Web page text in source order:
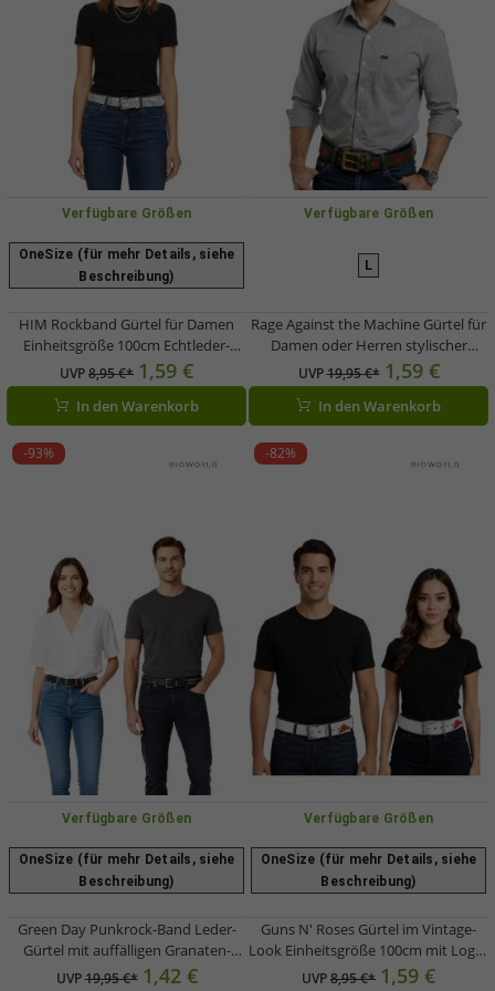
Verfügbare Größen
OneSize (für mehr Details, siehe
Beschreibung)
HIM Rockband Gürtel für Damen
Einheitsgröße 100cm Echtleder-
Gürtel mit durchgehendem Muster
BT106248HIM3 Weiß/Schwarz
UVP8,95 €* 1,59 €
In den Warenkorb
Verfügbare Größen
L
Rage Against the Machine Gürtel für
Damen oder Herren stylischer
Leder-Gürtel Freizeit-Gürtel
BT102814RAT4 Braun
UVP19,95 €* 1,59 €
In den Warenkorb
-93%
Verfügbare Größen
OneSize (für mehr Details, siehe
Beschreibung)
Green Day Punkrock-Band Leder-
Gürtel mit auffälligen Granaten-
Grafiken Freizeit-Gürtel 106.5cm
UVP19,95 €* 1,42 €
-82%
Verfügbare Größen
OneSize (für mehr Details, siehe
Beschreibung)
Guns N' Roses Gürtel im Vintage-
Look Einheitsgröße 100cm mit Logo-
Schriftzug Freizeit-Gürtel
UVP8,95 €* 1,59 €